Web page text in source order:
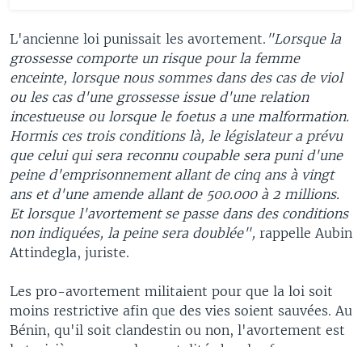
L'ancienne loi punissait les avortement. "Lorsque la
grossesse comporte un risque pour la femme
enceinte, lorsque nous sommes dans des cas de viol
ou les cas d'une grossesse issue d'une relation
incestueuse ou lorsque le foetus a une malformation.
Hormis ces trois conditions là, le législateur a prévu
que celui qui sera reconnu coupable sera puni d'une
peine d'emprisonnement allant de cinq ans à vingt
ans et d'une amende allant de 500.000 à 2 millions.
Et lorsque l'avortement se passe dans des conditions
non indiquées, la peine sera doublée", rappelle Aubin
Attindegla, juriste.​
Les pro-avortement militaient pour que la loi soit
moins restrictive afin que des vies soient sauvées. Au
Bénin, qu'il soit clandestin ou non, l'avortement est